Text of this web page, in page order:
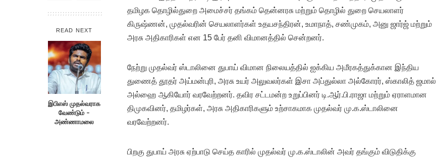
READ NEXT
இபிஎஸ் முதல்வராக
வேண்டும் –
அண்ணாமலை
தமிழக தொழில்துறை அமைச்சர் தங்கம் தென்னரசு மற்றும் தொழில் துறை செயலாளர்
கிருஷ்ணன், முதல்வரின் செயலாளர்கள் உதயசந்திரன், உமாநாத், சண்முகம், அனு ஜார்ஜ் மற்றும்
அரசு அதிகாரிகள் என 15 பேர் தனி விமானத்தில் சென்றனர்.
நேற்று முதல்வர் ஸ்டாலினை துபாய் விமான நிலையத்தில் ஐக்கிய அமீரகத்துக்கான இந்திய
துணைத் தூதர் அய்மன்புரி, அரசு உயர் அலுவலர்கள் இசா அப்துல்லா அல்கோரர், ஸ்காலித் ஜமால்
அல்ஹை ஆகியோர் வரவேற்றனர். தவிர சட்டமன்ற உறுப்பினர் டி.ஆர்.பி.ராஜா மற்றும் ஏராளமான
திமுகவினர், தமிழர்கள், அரசு அதிகாரிகளும் உற்சாகமாக முதல்வர் மு.க.ஸ்டாலினை
வரவேற்றனர்.
பிறகு துபாய் அரசு ஏற்பாடு செய்த காரில் முதல்வர் மு.க.ஸ்டாலின் அவர் தங்கும் விடுதிக்கு